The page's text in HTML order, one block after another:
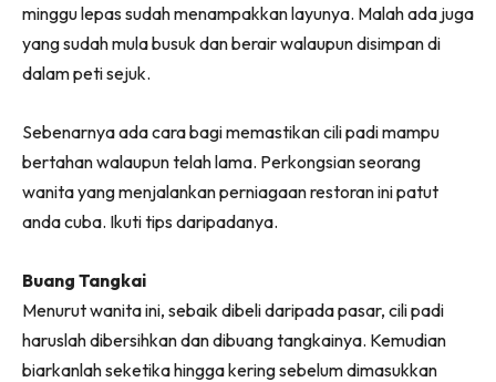
minggu lepas sudah menampakkan layunya. Malah ada juga
yang sudah mula busuk dan berair walaupun disimpan di
dalam peti sejuk.
Sebenarnya ada cara bagi memastikan cili padi mampu
bertahan walaupun telah lama. Perkongsian seorang
wanita yang menjalankan perniagaan restoran ini patut
anda cuba. Ikuti tips daripadanya.
Buang Tangkai
Menurut wanita ini, sebaik dibeli daripada pasar, cili padi
haruslah dibersihkan dan dibuang tangkainya. Kemudian
biarkanlah seketika hingga kering sebelum dimasukkan